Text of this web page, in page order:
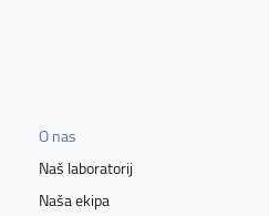
O nas
Naš laboratorij
Naša ekipa